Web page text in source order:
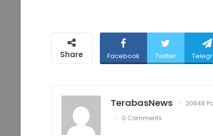
Share Facebook Twitter
TerabasNews
20648
0 Comments